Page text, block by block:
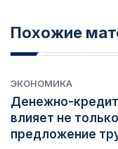
Похожие
ЭКОНОМИКА
Денежно-
влияет не
предложение